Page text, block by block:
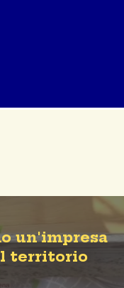
un'impresa
territorio